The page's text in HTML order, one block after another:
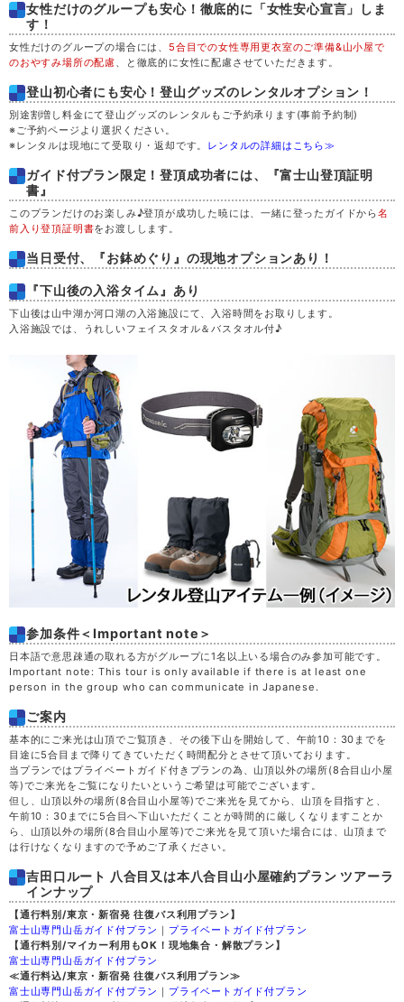
女性だけのグループも安心！徹底的に「女性安心宣言」しま
す！
女性だけのグループの場合には、 5合目での女性専用更衣室のご準備&山小屋で
のおやすみ場所の配慮、と徹底的に女性に配慮させていただきます。
登山初心者にも安心！登山グッズのレンタルオプション！
別途割増し料金にて登山グッズのレンタルもご予約承ります(事前予約制)
※ご予約ページより選択ください。
※レンタルは現地にて受取り・返却です。 レンタルの詳細はこちら≫
ガイド付プラン限定！登頂成功者には、『富士山登頂証明
書』
このプランだけのお楽しみ♪登頂が成功した暁には、一緒に登ったガイドから名
前入り登頂証明書をお渡しします。
当日受付、『お鉢めぐり』の現地オプションあり！
『下山後の入浴タイム』あり
下山後は山中湖か河口湖の入浴施設にて、入浴時間をお取りします。
入浴施設では、うれしいフェイスタオル＆バスタオル付♪
参加条件＜Important note＞
日本語で意思疎通の取れる方がグループに1名以上いる場合のみ参加可能です。
Important note: This tour is only available if there is at least one
person in the group who can communicate in Japanese.
ご案内
基本的にご来光は山頂でご覧頂き、その後下山を開始して、午前10：30までを
目途に5合目まで降りてきていただく時間配分とさせて頂いております。
当プランではプライベートガイド付きプランの為、山頂以外の場所(8合目山小屋
等)でご来光をご覧になりたいというご希望は可能でございます。
但し、山頂以外の場所(8合目山小屋等)でご来光を見てから、山頂を目指すと、
午前10：30までに5合目へ下山いただくことが時間的に厳しくなりますことか
ら、山頂以外の場所(8合目山小屋等)でご来光を見て頂いた場合には、山頂まで
は行けなくなりますので予めご了承ください。
吉田口ルート 八合目又は本八合目山小屋確約プラン ツアーラ
インナップ
【通行料別/東京・新宿発 往復バス利用プラン】
富士山専門山岳ガイド付プラン ｜ プライベートガイド付プラン
【通行料別/マイカー利用もOK！現地集合・解散プラン】
富士山専門山岳ガイド付プラン
≪通行料込/東京・新宿発 往復バス利用プラン≫
富士山専門山岳ガイド付プラン ｜ プライベートガイド付プラン